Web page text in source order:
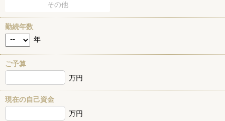
その他
勤続年数
年
ご予算
万円
現在の自己資金
万円